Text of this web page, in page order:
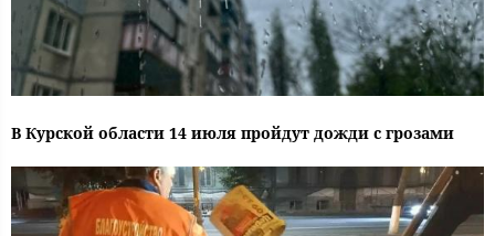
В Курской области 14 июля пройдут дожди с грозами